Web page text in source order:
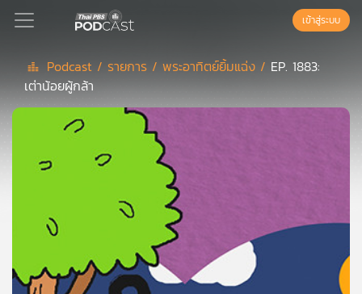
Podcast
เพล
เข้าสู่ระบบ
Podcast / รายการ /พระอาทิตย์ยิ้มแฉ่ง / EP. 1883:
เต่าน้อยผู้กล้า